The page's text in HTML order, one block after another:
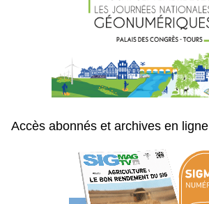
Accès abonnés et archives en ligne